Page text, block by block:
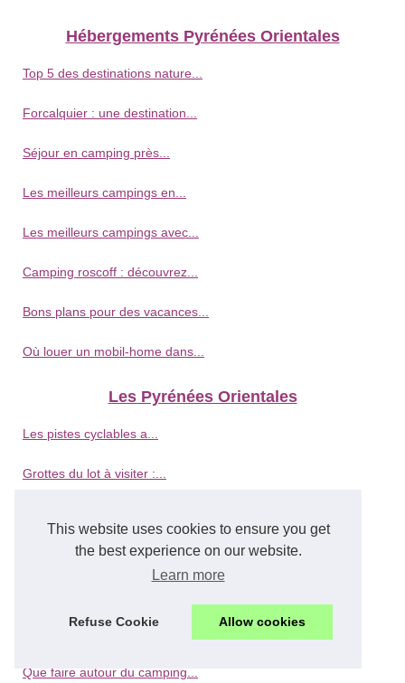
This website uses cookies to ensure you get
the best experience on our website.
Learn more
Refuse Cookie Allow cookies
Hébergements Pyrénées Orientales
Top 5 des destinations nature...
Forcalquier : une destination...
Séjour en camping près...
Les meilleurs campings en...
Les meilleurs campings avec...
Camping roscoff : découvrez...
Bons plans pour des vacances...
Où louer un mobil-home dans...
Les Pyrénées Orientales
Les pistes cyclables a...
Grottes du lot à visiter :...
Grau d’agde : une...
Que faire autour du camping...